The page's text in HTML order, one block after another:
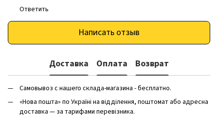
Ответить
Написать отзыв
Доставка Оплата Возврат
Самовывоз с нашего склада-магазина - бесплатно.
«Нова пошта» по Україні на відділення, поштомат або адресна
доставка — за тарифами перевізника.